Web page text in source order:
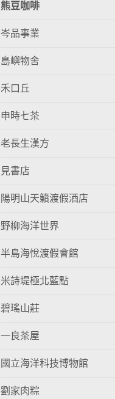
熊豆咖啡
岑品事業
島嶼物舍
禾口丘
申時七茶
老長生漢方
見書店
陽明山天籟渡假酒店
野柳海洋世界
半島海悅渡假會館
米詩堤極北藍點
碧瑤山莊
一良茶屋
國立海洋科技博物館
劉家肉粽